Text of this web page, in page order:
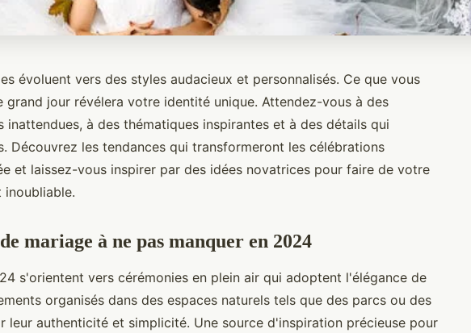
évoluent vers des styles audacieux et personnalisés. Ce que vous
grand jour révélera votre identité unique. Attendez-vous à des
inattendues, à des thématiques inspirantes et à des détails qui
Découvrez les tendances qui transformeront les célébrations
et laissez-vous inspirer par des idées novatrices pour faire de votre
inoubliable.
mariage à ne pas manquer en 2024
s'orientent vers cérémonies en plein air qui adoptent l'élégance de
organisés dans des espaces naturels tels que des parcs ou des
leur authenticité et simplicité. Une source d'inspiration précieuse pour